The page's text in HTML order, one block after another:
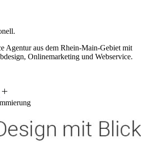
nell.
Agentur aus dem Rhein-Main-Gebiet mit
Onlinemarketing und Webservice.